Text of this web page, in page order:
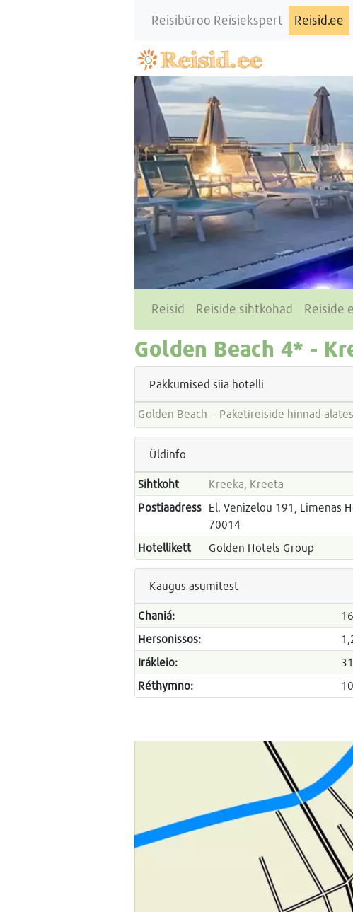
Reisibüroo Reisiekspert Reisid.ee
Reisid Reiside sihtkohad Reiside
Golden Beach 4* -
Pakkumised siia hotelli
Golden Beach - Paketireiside hinnad alates
Üldinfo
Sihtkoht
Kreeka, Kreeta
Postiaadress El. Venizelou 191, Limenas
70014
Hotellikett
Golden Hotels Group
Kaugus asumitest
Chaniá:
Hersonissos:
Irákleio:
Réthymno: